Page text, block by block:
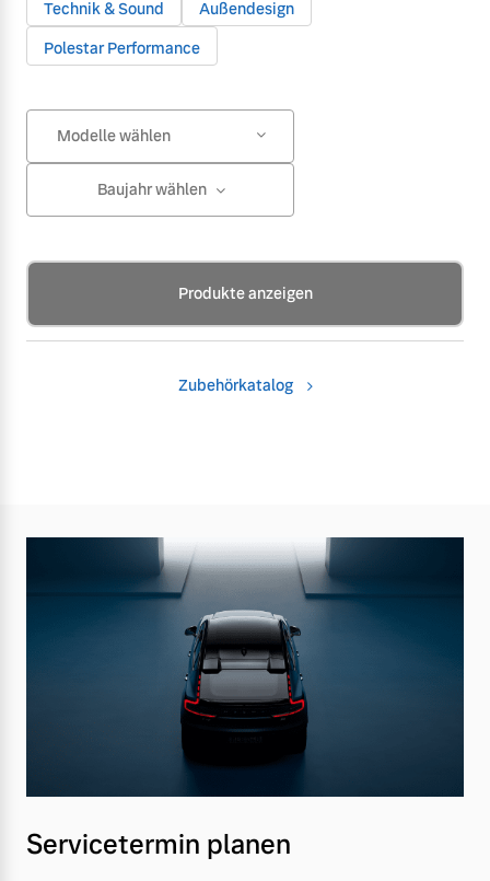
Technik & Sound
Außendesign
Polestar Performance
Modelle wählen
Baujahr wählen
Produkte anzeigen
Zubehörkatalog
Servicetermin planen